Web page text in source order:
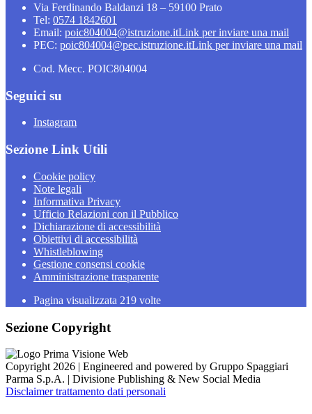
Via Ferdinando Baldanzi 18 – 59100 Prato
Tel: 0574 1842601
Email: poic804004@istruzione.itLink per inviare una mail
PEC: poic804004@pec.istruzione.itLink per inviare una mail
Cod. Mecc. POIC804004
Seguici su
Instagram
Sezione Link Utili
Cookie policy
Note legali
Informativa Privacy
Ufficio Relazioni con il Pubblico
Dichiarazione di accessibilità
Obiettivi di accessibilità
Whistleblowing
Gestione consensi cookie
Amministrazione trasparente
Pagina visualizzata 219 volte
Sezione Copyright
Copyright 2026 | Engineered and powered by Gruppo Spaggiari
Parma S.p.A. | Divisione Publishing & New Social Media
Disclaimer trattamento dati personali